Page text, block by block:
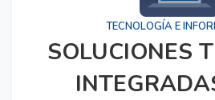
TECNOLOGÍA E
SOLUCIONES